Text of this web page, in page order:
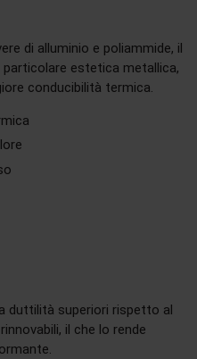
di alluminio e poliammide, il
particolare estetica metallica,
conducibilità termica.
duttilità superiori rispetto al
il che lo rende